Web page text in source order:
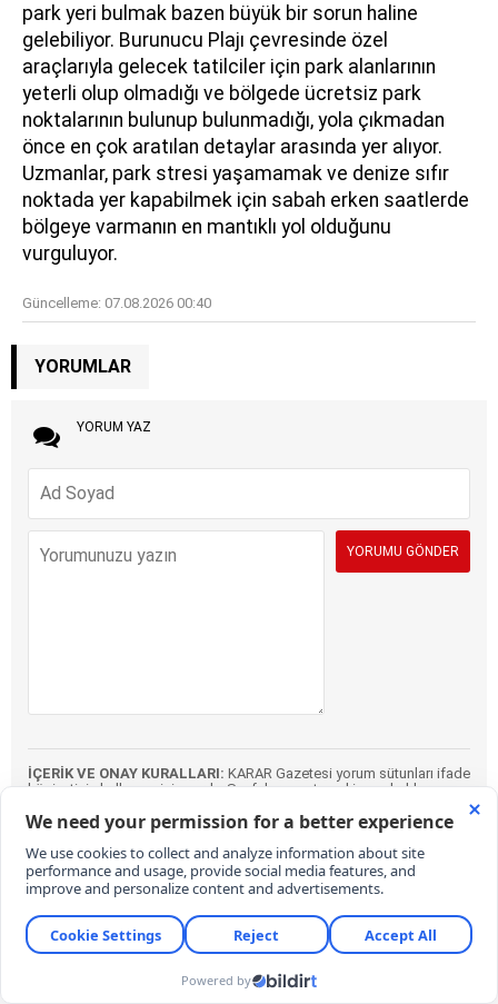
park yeri bulmak bazen büyük bir sorun haline
gelebiliyor. Burunucu Plajı çevresinde özel
araçlarıyla gelecek tatilciler için park alanlarının
yeterli olup olmadığı ve bölgede ücretsiz park
noktalarının bulunup bulunmadığı, yola çıkmadan
önce en çok aratılan detaylar arasında yer alıyor.
Uzmanlar, park stresi yaşamamak ve denize sıfır
noktada yer kapabilmek için sabah erken saatlerde
bölgeye varmanın en mantıklı yol olduğunu
vurguluyor.
Güncelleme: 07.08.2026 00:40
YORUMLAR
YORUM YAZ
İÇERİK VE ONAY KURALLARI: KARAR Gazetesi yorum sütunları ifade
hürriyetinin kullanımı için vardır. Sayfalarımız, temel insan haklarına,
değerler çerçevesinde yazılan yorumlara açıktır. Yorumların içerik ve
imla kalitesi gazete kadar okurların da sorumluluğundadır. Hakaret,
küfür, rencide edici cümleler veya imalar, imla kuralları ile yazılmamış,
Türkçe karakter kullanılmayan ve büyük harflerle yazılmış yorumlar
içeriğine bakılmaksızın onaylanmamaktadır. Özensizce belirlenmiş
kullanıcı adlarıyla gönderilen veya haber ve yazının bağlamının
dışında yazılan yorumlar da içeriğine bakılmaksızın
onaylanmamaktadır.